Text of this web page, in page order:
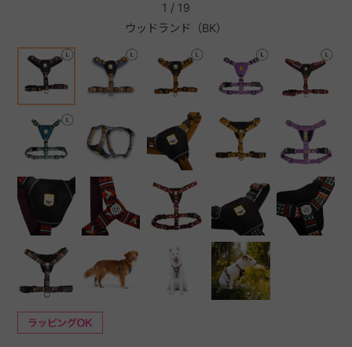
ウッドランド（BK）
1 / 19